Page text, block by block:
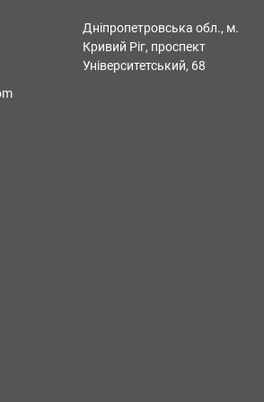
Дніпропетровська обл., м.
Кривий Ріг, проспект
Університетський, 68